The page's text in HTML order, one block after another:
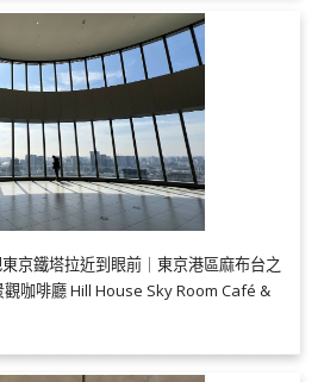
京鐵塔拉近到眼前｜東京港區麻布台之
觀咖啡廳 Hill House Sky Room Café &